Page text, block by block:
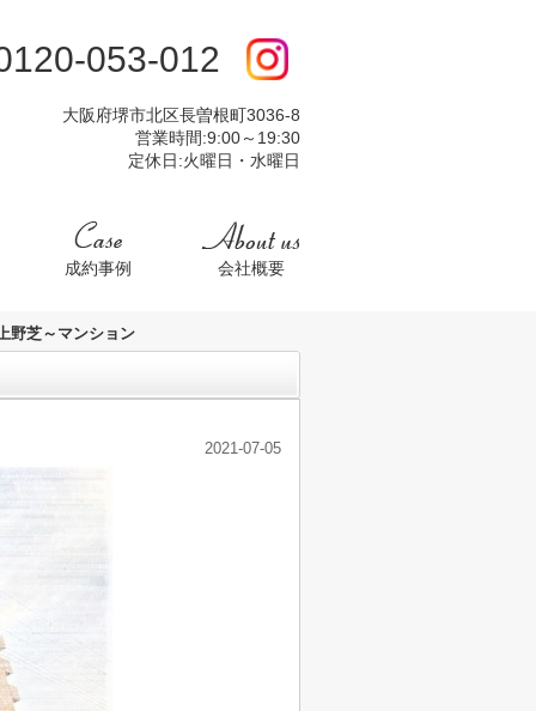
053-012
大阪府堺市北区長曽根町3036-8
営業時間:9:00～19:30
定休日:火曜日・水曜日
成約事例 会社概要
野芝～マンション
2021-07-05